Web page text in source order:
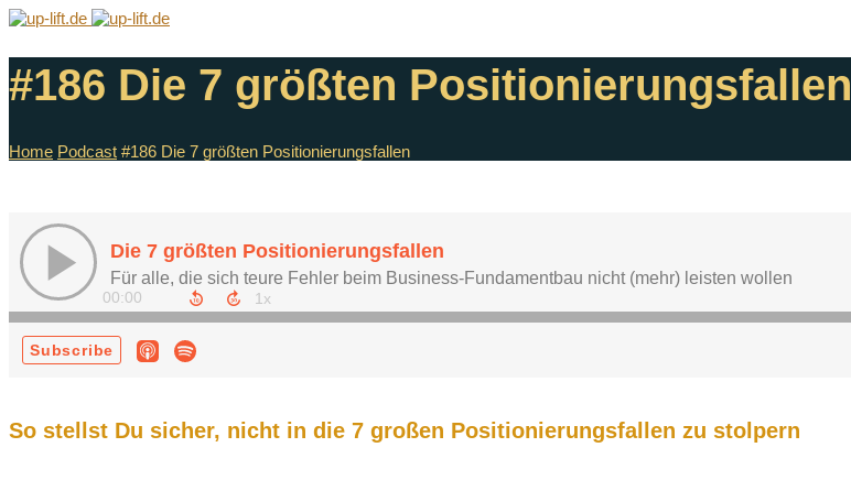
#186 Die 7 größten Positionierungsfallen
Home Podcast #186 Die 7 größten Positionierungsfallen
So stellst Du sicher, nicht in die 7 großen Positionierungsfallen zu stolpern